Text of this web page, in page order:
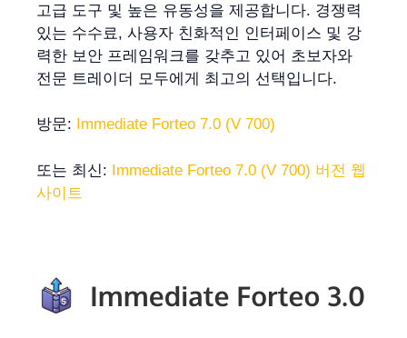
고급 도구 및 높은 유동성을 제공합니다. 경쟁력
있는 수수료, 사용자 친화적인 인터페이스 및 강
력한 보안 프레임워크를 갖추고 있어 초보자와
전문 트레이더 모두에게 최고의 선택입니다.
방문: Immediate Forteo 7.0 (V 700)
또는 최신: Immediate Forteo 7.0 (V 700) 버전 웹
사이트